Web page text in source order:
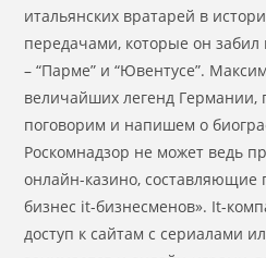
итальянских вратарей в
передачами, которые он забил
– “Парме” и “Ювентусе”.
величайших легенд Германии,
поговорим и напишем о
Роскомнадзор не может ведь
онлайн-казино,
бизнес it-бизнесменов». It-
доступ к сайтам с сериалами